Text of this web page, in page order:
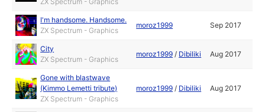
I'm handsome. Handsome.
ZX Spectrum - Graphics
moroz1999 Sep 2017
City
ZX Spectrum - Graphics
moroz1999 / Dibiliki Aug 2017
Gone with blastwave
(Kimmo Lemetti tribute)
ZX Spectrum - Graphics
moroz1999 / Dibiliki Aug 2017